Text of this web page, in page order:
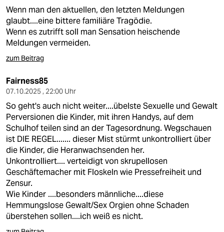
Wenn man den aktuellen, den letzten Meldungen
glaubt....eine bittere familiäre Tragödie.
Wenn es zutrifft soll man Sensation heischende
Meldungen vermeiden.
zum Beitrag
Fairness85
07.10.2025 , 22:00 Uhr
So geht's auch nicht weiter....übelste Sexuelle und Gewalt
Perversionen die Kinder, mit ihren Handys, auf dem
Schulhof teilen sind an der Tagesordnung. Wegschauen
ist DIE REGEL....... dieser Mist stürmt unkontrolliert über
die Kinder, die Heranwachsenden her.
Unkontrolliert.... verteidigt von skrupellosen
Geschäftemacher mit Floskeln wie Pressefreiheit und
Zensur.
Wie Kinder ....besonders männliche....diese
Hemmungslose Gewalt/Sex Orgien ohne Schaden
überstehen sollen....ich weiß es nicht.